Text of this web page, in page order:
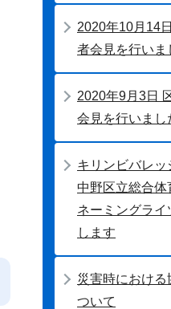
2020年10月14
者会見を行いま
2020年9月3日
会見を行いまし
キリンビバレッ
中野区立総合体
ネーミングラ
します
災害時における
ついて